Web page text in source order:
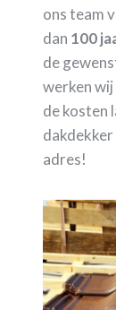
ons team
dan 100
de
werken wij
de kosten
dakdekker
adres!